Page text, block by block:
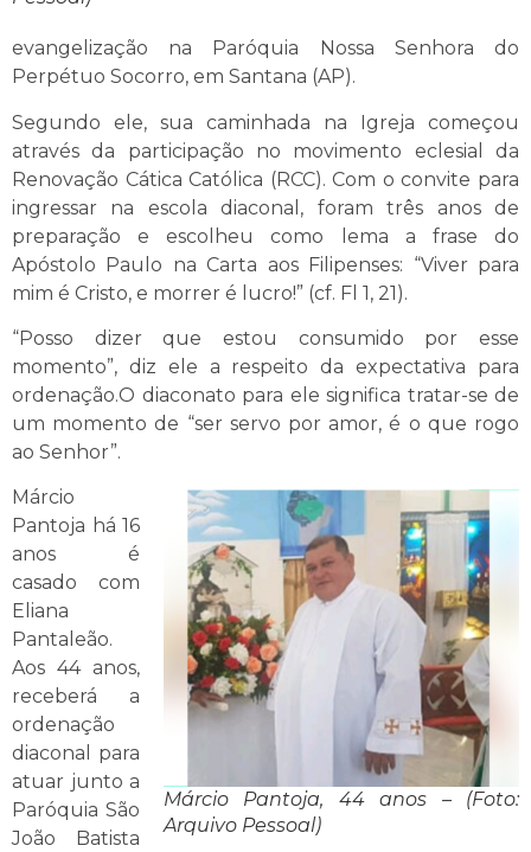
evangelização na Paróquia Nossa Senhora do
Perpétuo Socorro, em Santana (AP).
Segundo ele, sua caminhada na Igreja começou
através da participação no movimento eclesial da
Renovação Cática Católica (RCC). Com o convite para
ingressar na escola diaconal, foram três anos de
preparação e escolheu como lema a frase do
Apóstolo Paulo na Carta aos Filipenses: “Viver para
mim é Cristo, e morrer é lucro!” (cf. Fl 1, 21).
“Posso dizer que estou consumido por esse
momento”, diz ele a respeito da expectativa para
ordenação.O diaconato para ele significa tratar-se de
um momento de “ser servo por amor, é o que rogo
ao Senhor”.
Márcio Pantoja, 44 anos – (Foto:
Arquivo Pessoal)
Márcio
Pantoja há 16
anos é
casado com
Eliana
Pantaleão.
Aos 44 anos,
receberá a
ordenação
diaconal para
atuar junto a
Paróquia São
João Batista